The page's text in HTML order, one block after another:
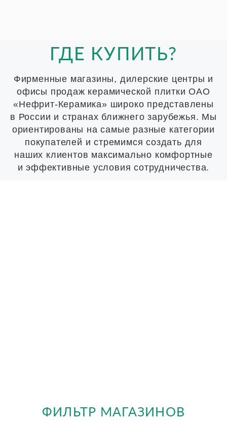
ГДЕ КУПИТЬ?
Фирменные магазины, дилерские центры и
офисы продаж керамической плитки ОАО
«Нефрит-Керамика» широко представлены
в России и странах ближнего зарубежья. Мы
ориентированы на самые разные категории
покупателей и стремимся создать для
наших клиентов максимально комфортные
и эффективные условия сотрудничества.
ФИЛЬТР МАГАЗИНОВ